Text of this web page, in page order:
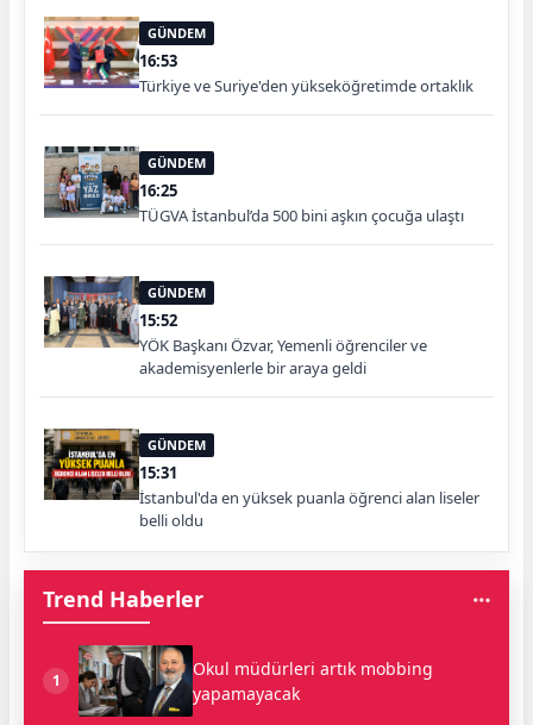
GÜNDEM
16:53
Türkiye ve Suriye'den yükseköğretimde ortaklık
GÜNDEM
16:25
TÜGVA İstanbul’da 500 bini aşkın çocuğa ulaştı
GÜNDEM
15:52
YÖK Başkanı Özvar, Yemenli öğrenciler ve
akademisyenlerle bir araya geldi
GÜNDEM
15:31
İstanbul'da en yüksek puanla öğrenci alan liseler
belli oldu
Trend Haberler
1
Okul müdürleri artık mobbing
yapamayacak